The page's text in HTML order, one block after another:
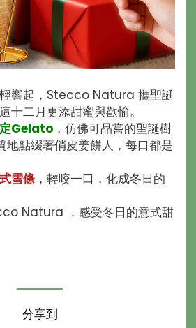
響起，Stecco Natura 攜聖誕
十二月更添甜蜜與歡愉。
Gelato ，仿佛可品嘗的聖誕樹
點綴著俏皮姜餅人，每口都是
雪條 ，輕咬一口，化成冬日的
Natura ，感受冬日的意式甜
分享到